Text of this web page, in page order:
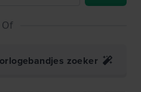
Of
zoeker